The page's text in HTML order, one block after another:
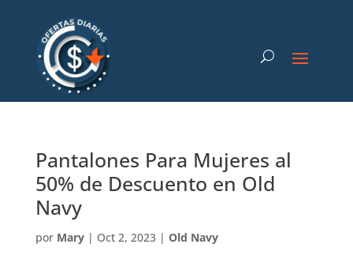
Pantalones Para Mujeres al
50% de Descuento en Old
Navy
por Mary| Oct 2, 2023| Old Navy